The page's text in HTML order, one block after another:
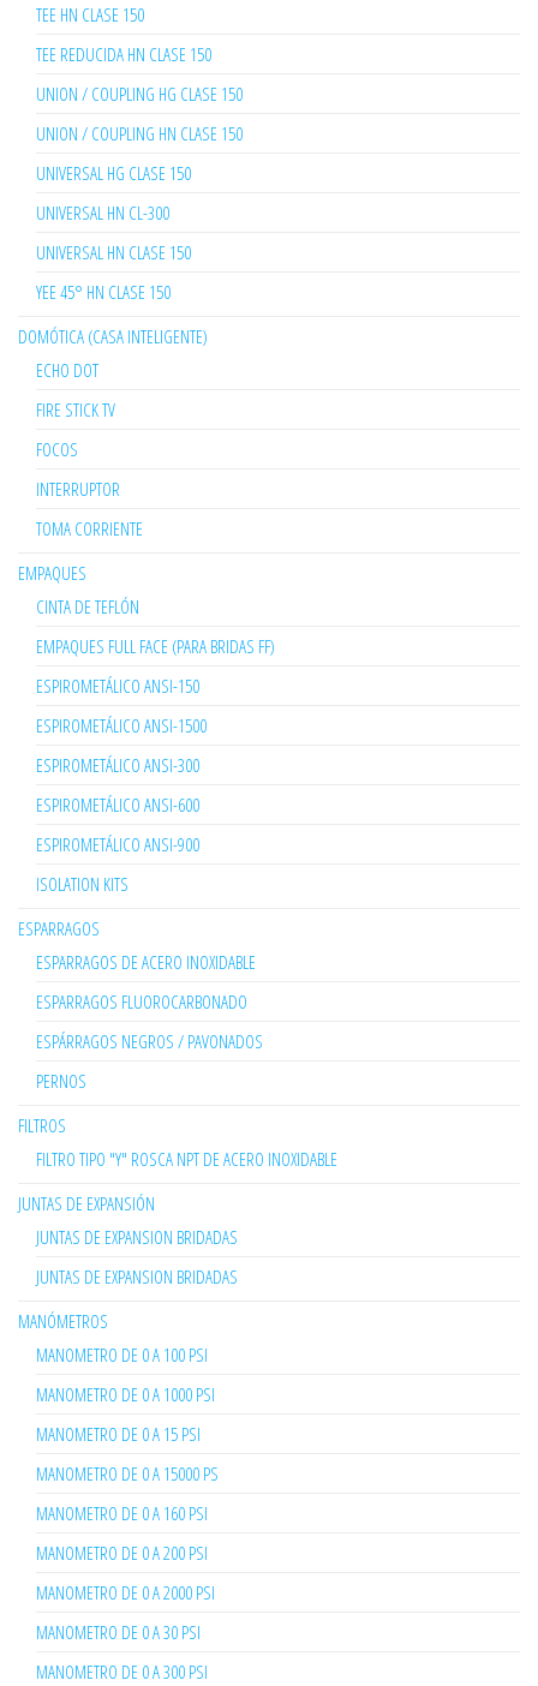
TEE HN CLASE 150
TEE REDUCIDA HN CLASE 150
UNION / COUPLING HG CLASE 150
UNION / COUPLING HN CLASE 150
UNIVERSAL HG CLASE 150
UNIVERSAL HN CL-300
UNIVERSAL HN CLASE 150
YEE 45° HN CLASE 150
DOMÓTICA (CASA INTELIGENTE)
ECHO DOT
FIRE STICK TV
FOCOS
INTERRUPTOR
TOMA CORRIENTE
EMPAQUES
CINTA DE TEFLÓN
EMPAQUES FULL FACE (PARA BRIDAS FF)
ESPIROMETÁLICO ANSI-150
ESPIROMETÁLICO ANSI-1500
ESPIROMETÁLICO ANSI-300
ESPIROMETÁLICO ANSI-600
ESPIROMETÁLICO ANSI-900
ISOLATION KITS
ESPARRAGOS
ESPARRAGOS DE ACERO INOXIDABLE
ESPARRAGOS FLUOROCARBONADO
ESPÁRRAGOS NEGROS / PAVONADOS
PERNOS
FILTROS
FILTRO TIPO "Y" ROSCA NPT DE ACERO INOXIDABLE
JUNTAS DE EXPANSIÓN
JUNTAS DE EXPANSION BRIDADAS
JUNTAS DE EXPANSION BRIDADAS
MANÓMETROS
MANOMETRO DE 0 A 100 PSI
MANOMETRO DE 0 A 1000 PSI
MANOMETRO DE 0 A 15 PSI
MANOMETRO DE 0 A 15000 PS
MANOMETRO DE 0 A 160 PSI
MANOMETRO DE 0 A 200 PSI
MANOMETRO DE 0 A 2000 PSI
MANOMETRO DE 0 A 30 PSI
MANOMETRO DE 0 A 300 PSI